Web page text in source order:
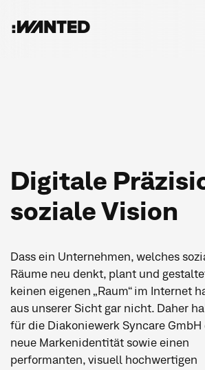
:WANTED
Digitale
soziale Vision
Dass ein Unternehmen, welches
Räume neu denkt, plant und
keinen eigenen „Raum“ im Internet
aus unserer Sicht gar nicht. Daher
für die Diakoniewerk Syncare GmbH
neue Markenidentität sowie einen
performanten, visuell hochwertigen